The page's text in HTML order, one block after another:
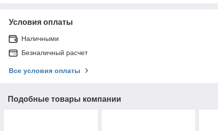
Условия оплаты
Наличными
Безналичный расчет
Все условия оплаты
Подобные товары компании